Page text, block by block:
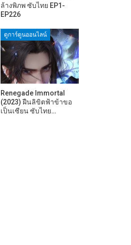
ล้างพิภพ ซับไทย EP1-
EP226
ดูการ์ตูนออนไลน์
Renegade Immortal
(2023) ฝืนลิขิตฟ้าข้าขอ
เป็นเซียน ซับไทย…